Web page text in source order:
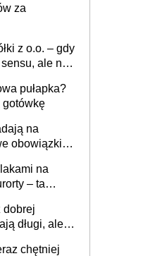
za
z o.o. – gdy
ale nie
pułapka?
gotówkę
na
obowiązki w
na
– ta
cichu
dobrej
długi, ale
chętniej